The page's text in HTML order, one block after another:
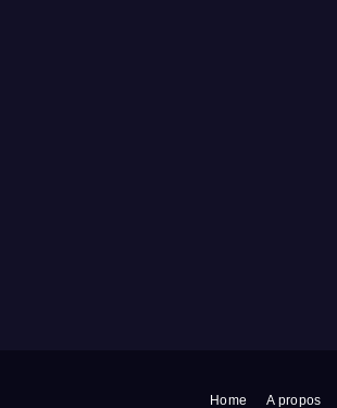
Home A propos